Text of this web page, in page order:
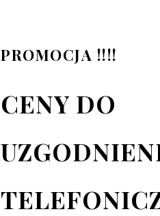
PROMOCJA !!!!
CENY DO